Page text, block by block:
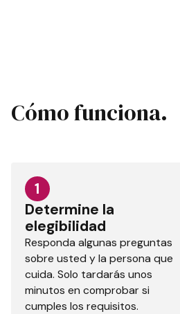
Cómo funciona.
1
Determine la
elegibilidad
Responda algunas preguntas
sobre usted y la persona que
cuida. Solo tardarás unos
minutos en comprobar si
cumples los requisitos.